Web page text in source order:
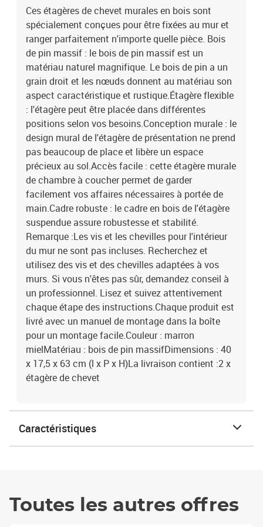
Ces étagères de chevet murales en bois sont
spécialement conçues pour être fixées au mur et
ranger parfaitement n'importe quelle pièce. Bois
de pin massif : le bois de pin massif est un
matériau naturel magnifique. Le bois de pin a un
grain droit et les nœuds donnent au matériau son
aspect caractéristique et rustique.Étagère flexible
: l'étagère peut être placée dans différentes
positions selon vos besoins.Conception murale : le
design mural de l'étagère de présentation ne prend
pas beaucoup de place et libère un espace
précieux au sol.Accès facile : cette étagère murale
de chambre à coucher permet de garder
facilement vos affaires nécessaires à portée de
main.Cadre robuste : le cadre en bois de l'étagère
suspendue assure robustesse et stabilité.
Remarque :Les vis et les chevilles pour l'intérieur
du mur ne sont pas incluses. Recherchez et
utilisez des vis et des chevilles adaptées à vos
murs. Si vous n'êtes pas sûr, demandez conseil à
un professionnel. Lisez et suivez attentivement
chaque étape des instructions.Chaque produit est
livré avec un manuel de montage dans la boîte
pour un montage facile.Couleur : marron
mielMatériau : bois de pin massifDimensions : 40
x 17,5 x 63 cm (l x P x H)La livraison contient :2 x
étagère de chevet
Caractéristiques
Toutes les autres offres